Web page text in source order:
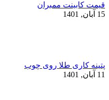
قیمت کابینت ممبران
15 آبان, 1401
پتینه کاری طلا روی چوب
11 آبان, 1401